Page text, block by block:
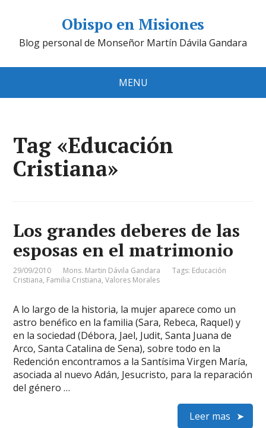
Obispo en Misiones
Blog personal de Monseñor Martín Dávila Gandara
MENU
Tag «Educación
Cristiana»
Los grandes deberes de las
esposas en el matrimonio
29/09/2010 Mons. Martin Dávila Gandara Tags: Educación
Cristiana, Familia Cristiana,Valores Morales
A lo largo de la historia, la mujer aparece como un
astro benéfico en la familia (Sara, Rebeca, Raquel) y
en la sociedad (Débora, Jael, Judit, Santa Juana de
Arco, Santa Catalina de Sena), sobre todo en la
Redención encontramos a la Santísima Virgen María,
asociada al nuevo Adán, Jesucristo, para la reparación
del género …
Leer mas